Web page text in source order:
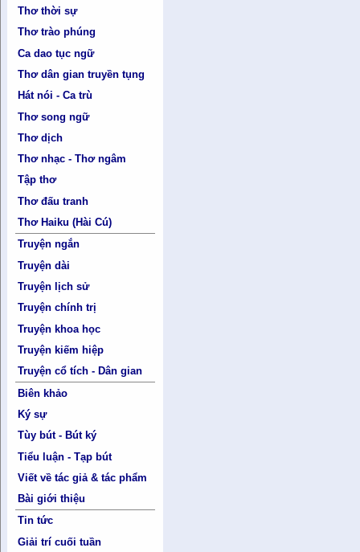
Thơ thời sự
Thơ trào phúng
Ca dao tục ngữ
Thơ dân gian truyền tụng
Hát nói - Ca trù
Thơ song ngữ
Thơ dịch
Thơ nhạc - Thơ ngâm
Tập thơ
Thơ đấu tranh
Thơ Haiku (Hài Cú)
Truyện ngắn
Truyện dài
Truyện lịch sử
Truyện chính trị
Truyện khoa học
Truyện kiếm hiệp
Truyện cổ tích - Dân gian
Biên khảo
Ký sự
Tùy bút - Bút ký
Tiểu luận - Tạp bút
Viết về tác giả & tác phẩm
Bài giới thiệu
Tin tức
Giải trí cuối tuần